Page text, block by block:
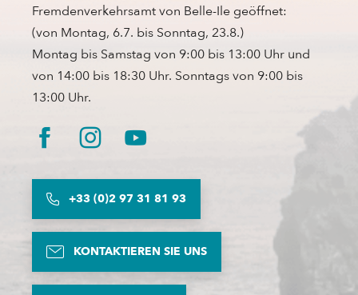
Fremdenverkehrsamt von Belle-Ile geöffnet:
(von Montag, 6.7. bis Sonntag, 23.8.)
Montag bis Samstag von 9:00 bis 13:00 Uhr und
von 14:00 bis 18:30 Uhr. Sonntags von 9:00 bis
13:00 Uhr.
+33 (0)2 97 31 81 93
KONTAKTIEREN SIE UNS